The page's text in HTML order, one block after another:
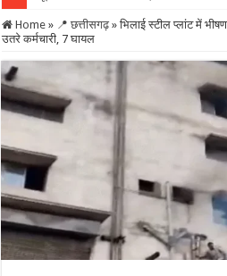
Home » 📍 छत्तीसगढ़ » भिलाई स्टील प्लांट में
उतरे कर्मचारी, 7 घायल